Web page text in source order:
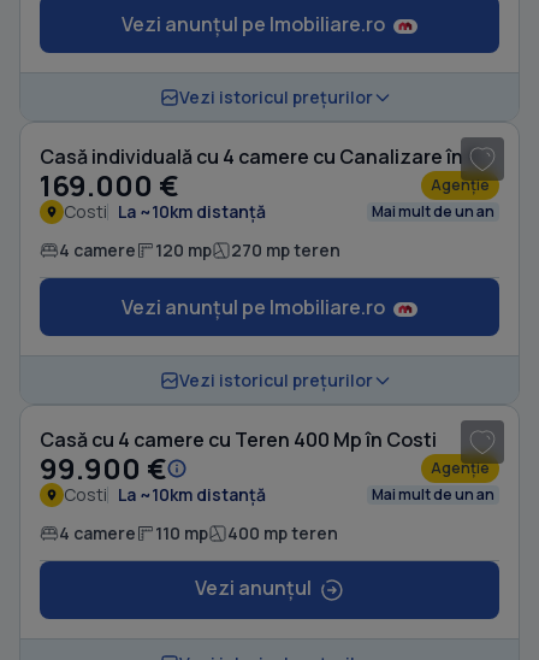
Vezi anunțul pe Imobiliare.ro
Vezi istoricul prețurilor
Casă individuală cu 4 camere cu Canalizare în Costi
169.000 € Agenție
Costi La ~10km distanță Mai mult de un an
4 camere 120 mp 270 mp teren
Vezi anunțul pe Imobiliare.ro
Vezi istoricul prețurilor
Casă cu 4 camere cu Teren 400 Mp în Costi
99.900 € Agenție
Costi La ~10km distanță Mai mult de un an
4 camere 110 mp 400 mp teren
Vezi anunțul